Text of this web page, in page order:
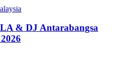
& DJ Antarabangsa